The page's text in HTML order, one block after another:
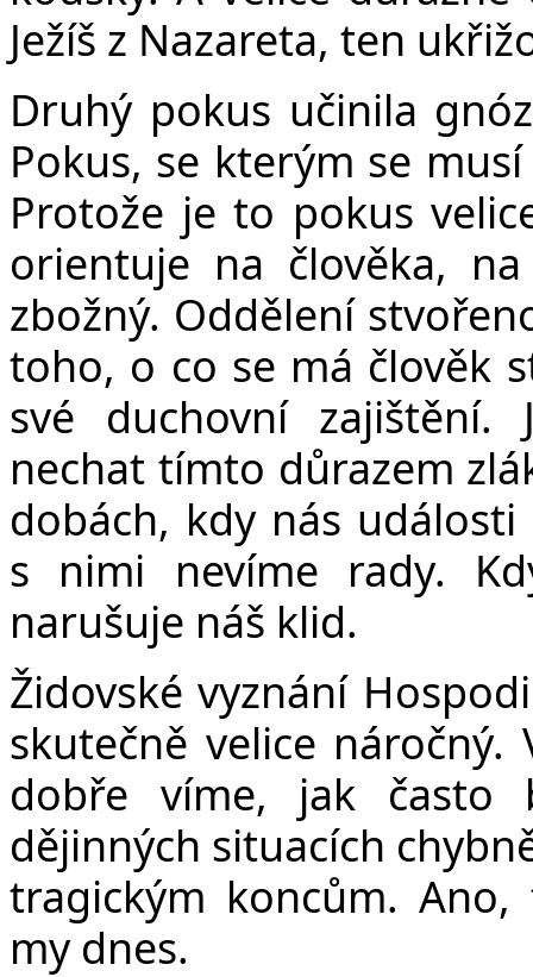
Ježíš z Nazareta, ten
Druhý pokus učinila
Pokus, se kterým se
Protože je to pokus
orientuje na člověka,
zbožný. Oddělení
toho, o co se má člověk
své duchovní zajištění.
nechat tímto důrazem
dobách, kdy nás
s nimi nevíme rady.
narušuje náš klid.
Židovské vyznání
skutečně velice
dobře víme, jak často
dějinných situacích
tragickým koncům.
my dnes.